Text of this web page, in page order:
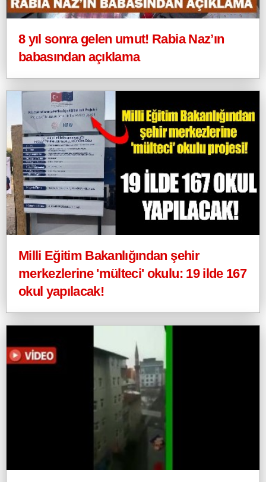
8 yıl sonra gelen umut! Rabia Naz’ın
babasından açıklama
Milli Eğitim Bakanlığından şehir
merkezlerine 'mülteci' okulu: 19 ilde 167
okul yapılacak!